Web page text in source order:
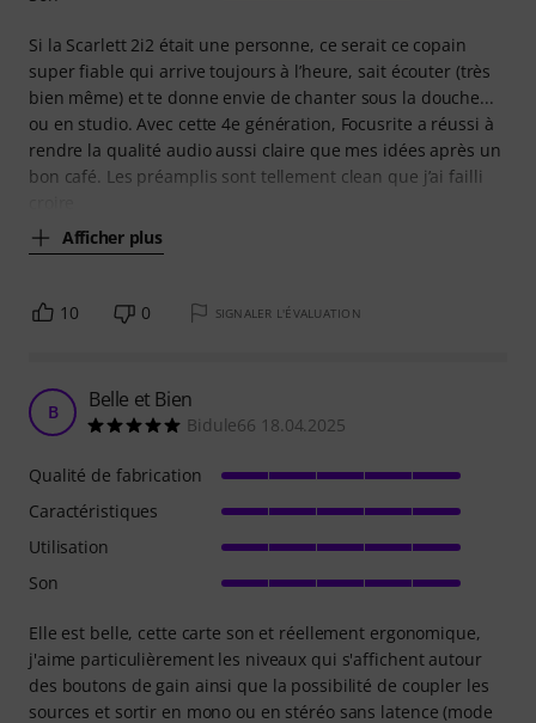
Si la Scarlett 2i2 était une personne, ce serait ce copain
super fiable qui arrive toujours à l’heure, sait écouter (très
bien même) et te donne envie de chanter sous la douche...
ou en studio. Avec cette 4e génération, Focusrite a réussi à
rendre la qualité audio aussi claire que mes idées après un
bon café. Les préamplis sont tellement clean que j’ai failli
Afficher plus
10 0 SIGNALER L'ÉVALUATION
B Belle et Bien
Bidule66 18.04.2025
Elle est belle, cette carte son et réellement ergonomique,
j'aime particulièrement les niveaux qui s'affichent autour
des boutons de gain ainsi que la possibilité de coupler les
sources et sortir en mono ou en stéréo sans latence (mode
Qualité de fabrication
Caractéristiques
Utilisation
Son